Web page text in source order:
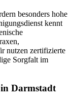
besonders hohe
kennt
nutzen zertifizierte
Sorgfalt im
Darmstadt